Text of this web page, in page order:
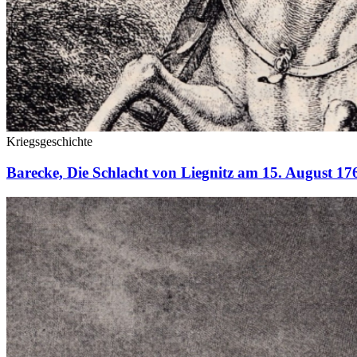
Kriegsgeschichte
Barecke, Die Schlacht von Liegnitz am 15. August